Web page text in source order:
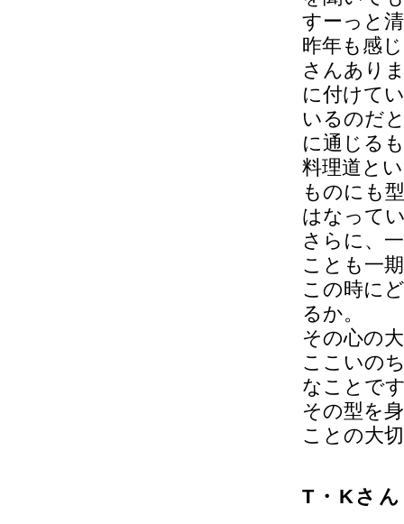
すーっと
昨年も感
さんあり
に付けて
いるのだ
に通じる
料理道と
ものにも
はなって
さらに、
ことも一
この時に
るか。
その心の
ここいの
なことで
その型を
ことの大
T・Kさん